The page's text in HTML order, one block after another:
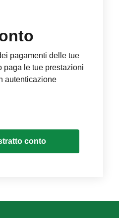
pagamenti delle tue
paga le tue prestazioni
autenticazione
conto